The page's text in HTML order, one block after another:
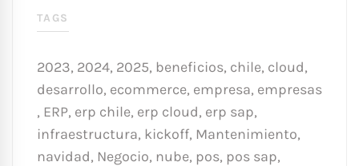
TAGS
2023, 2024, 2025, beneficios, chile, cloud,
desarrollo, ecommerce, empresa, empresas
, ERP, erp chile, erp cloud, erp sap,
infraestructura, kickoff, Mantenimiento,
navidad, Negocio, nube, pos, pos sap,